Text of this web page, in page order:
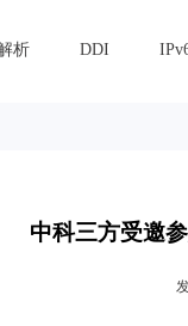
析 DDI
中科三方受邀